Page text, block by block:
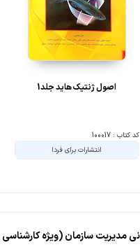
اصول ژنتیک هاید جلد1
کد کتاب : 100017
انتشارات برای فردا